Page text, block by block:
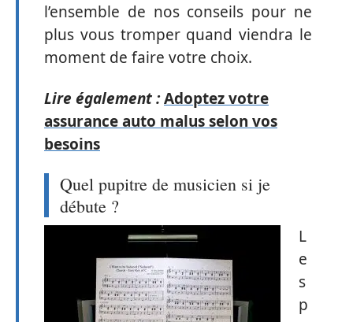
l’ensemble de nos conseils pour ne
plus vous tromper quand viendra le
moment de faire votre choix.
Lire également :Adoptez votre
assurance auto malus selon vos
besoins
Quel pupitre de musicien si je
débute ?
L
e
s
p